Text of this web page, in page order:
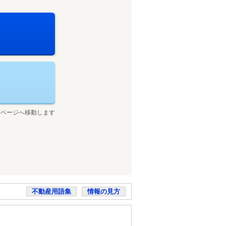
ージへ移動します
不動産用語集 情報の見方